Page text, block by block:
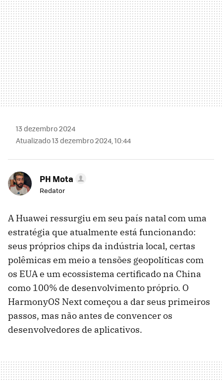
13 dezembro 2024
Atualizado 13 dezembro 2024, 10:44
PH Mota
Redator
A Huawei ressurgiu em seu país natal com uma
estratégia que atualmente está funcionando:
seus próprios chips da indústria local, certas
polêmicas em meio a tensões geopolíticas com
os EUA e um ecossistema certificado na China
como 100% de desenvolvimento próprio. O
HarmonyOS Next começou a dar seus primeiros
passos, mas não antes de convencer os
desenvolvedores de aplicativos.